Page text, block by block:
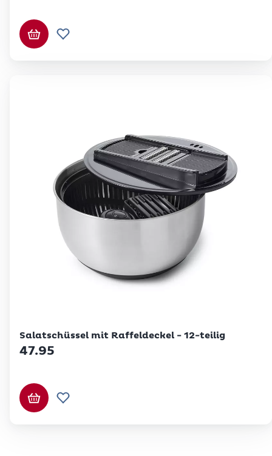
In den Warenkorb
Zur Wunschliste hinzufügen
Salatschüssel mit Raffeldeckel - 12-teilig
47.95
In den Warenkorb
Zur Wunschliste hinzufügen